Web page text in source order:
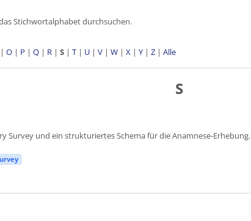
Stichwortalphabet durchsuchen.
|O | P |Q | R |S |T | U |V |W |X |Y |Z |Alle
S
Survey und ein strukturiertes Schema für die Anamnese-Erhebung.